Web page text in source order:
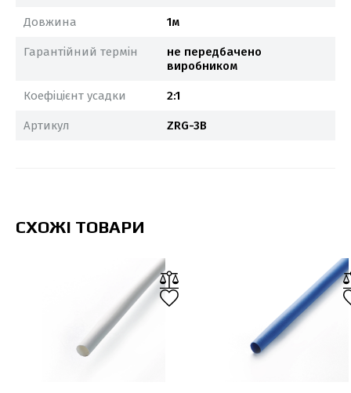
Довжина 1м
Гарантійний термін
не передбачено
виробником
Коефіцієнт усадки 2:1
Артикул ZRG-3B
СХОЖІ ТОВАРИ